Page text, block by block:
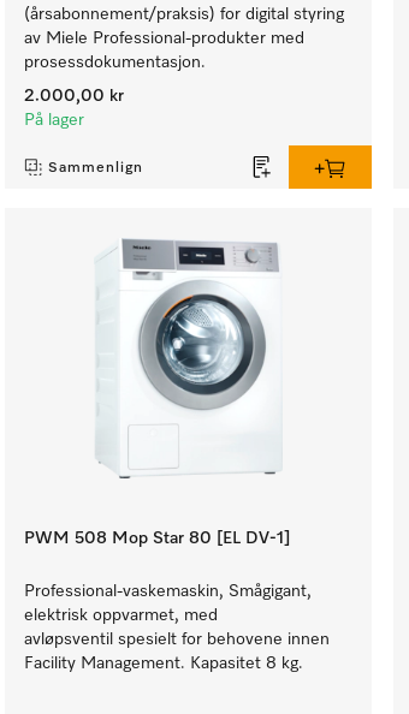
(årsabonnement/praksis) for digital styring
av Miele Professional-produkter med
prosessdokumentasjon.
2.000,00 kr
På lager
Sammenlign
PWM 508 Mop Star 80 [EL DV-1]
Professional-vaskemaskin, Smågigant,
elektrisk oppvarmet, med
avløpsventil spesielt for behovene innen
Facility Management. Kapasitet 8 kg.